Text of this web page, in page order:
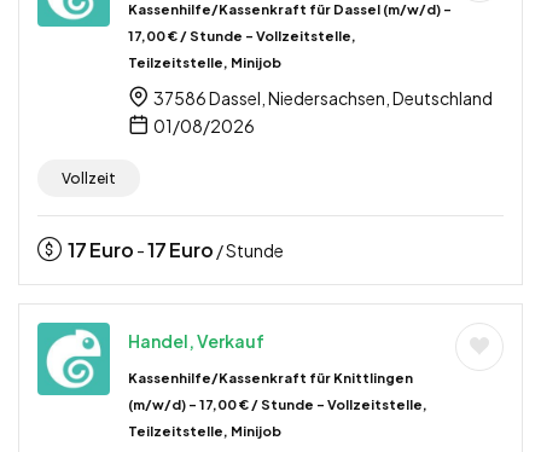
Kassenhilfe/Kassenkraft für Dassel (m/w/d) –
17,00 € / Stunde – Vollzeitstelle,
Teilzeitstelle, Minijob
37586 Dassel, Niedersachsen, Deutschland
01/08/2026
Vollzeit
17Euro -17Euro / Stunde
Handel, Verkauf
Kassenhilfe/Kassenkraft für Knittlingen
(m/w/d) – 17,00 € / Stunde – Vollzeitstelle,
Teilzeitstelle, Minijob